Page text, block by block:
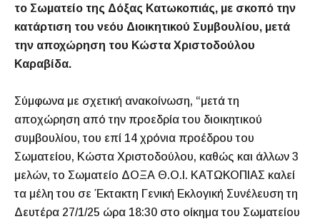
το Σωματείο της Δόξας Κατωκοπιάς, με σκοπό την
κατάρτιση του νεόυ Διοικητικού Συμβουλίου, μετά
την αποχώρηση του Κώστα Χριστοδούλου
Καραβίδα.
Σύμφωνα με σχετική ανακοίνωση, “μετά τη
αποχώρηση από την προεδρία του διοικητικού
συμβουλίου, του επί 14 χρόνια προέδρου του
Σωματείου, Κώστα Χριστοδούλου, καθώς και άλλων 3
μελών, το Σωματείο ΔΟΞΑ Θ.Ο.Ι. ΚΑΤΩΚΟΠΙΑΣ καλεί
τα μέλη του σε Έκτακτη Γενική Εκλογική Συνέλευση τη
Δευτέρα 27/1/25 ώρα 18:30 στο οίκημα του Σωματείου